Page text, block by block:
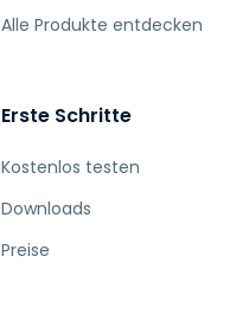
Alle Produkte entdecken
Erste Schritte
Kostenlos testen
Downloads
Preise